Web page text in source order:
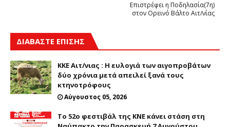
Επιστρέφει η Ποδηλασία(7η)
στον Ορεινό Βάλτο Αιτ/νίας
ΔΙΑΒΑΣΤΕ ΕΠΙΣΗΣ
ΚΚΕ Αιτ/νιας : Η ευλογιά των αιγοπροβάτων
δύο χρόνια μετά απειλεί ξανά τους
κτηνοτρόφους
Αύγουστος 05, 2026
Tο 52ο φεστιβάλ της ΚΝΕ κάνει στάση στη